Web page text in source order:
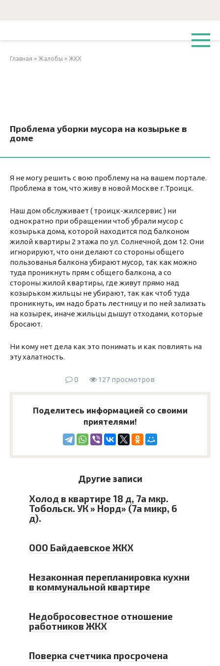
Главная » Жалобы » ЖКХ
Проблема уборки мусора на козырьке в
доме
Я не могу решить с вою проблему на на вашем портале.
Проблема в том, что живу в новой Москве г.Троицк.
Наш дом обслуживает ( троицк-жилсервис ) ни
однократно при обращении чтоб убрали мусор с
козырька дома, которой находится под балконом
жилой квартиры 2 этажа по ул. Солнечной, дом 12. Они
игнорируют, что они делают со стороны общего
пользованья балкона убирают мусор, так как можно
туда проникнуть прям с общего балкона, а со
стороны жилой квартиры, где живут прямо над
козырьком жильцы не убирают, так как чтоб туда
проникнуть, им надо брать лестницу и по ней зализать
на козырек, иначе жильцы дышут отходами, которые
бросают.
Ни кому нет дела как это понимать и как повлиять на
эту халатность.
0 127 просмотров
Поделитесь информацией со своими
приятелями!
Другие записи
Холод в квартире 18 д, 7а мкр.
Тобольск. УК » Норд» (7а микр, 6
д).
ООО Байдаевское ЖКХ
Незаконная перепланировка кухни
в коммунальной квартире
Недобросовестное отношение
работников ЖКХ
Поверка счетчика просрочена